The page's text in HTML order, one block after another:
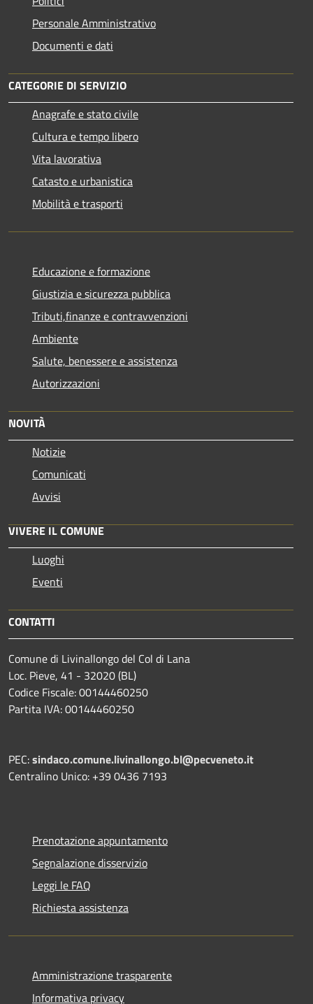
Personale Amministrativo
Documenti e dati
CATEGORIE DI SERVIZIO
Anagrafe e stato civile
Cultura e tempo libero
Vita lavorativa
Catasto e urbanistica
Mobilità e trasporti
Educazione e formazione
Giustizia e sicurezza pubblica
Tributi,finanze e contravvenzioni
Ambiente
Salute, benessere e assistenza
Autorizzazioni
NOVITÀ
Notizie
Comunicati
Avvisi
VIVERE IL COMUNE
Luoghi
Eventi
CONTATTI
Comune di Livinallongo del Col di Lana
Loc. Pieve, 41 - 32020 (BL)
Codice Fiscale: 00144460250
Partita IVA: 00144460250
PEC:sindaco.comune.livinallongo.bl@pecveneto.it
Centralino Unico: +39 0436 7193
Prenotazione appuntamento
Segnalazione disservizio
Leggi le FAQ
Richiesta assistenza
Amministrazione trasparente
Informativa privacy